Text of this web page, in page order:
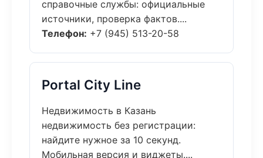
справочные службы: официальные
источники, проверка фактов....
Телефон: +7 (945) 513-20-58
Portal City Line
Недвижимость в Казань
недвижимость без регистрации:
найдите нужное за 10 секунд.
Мобильная версия и виджеты....